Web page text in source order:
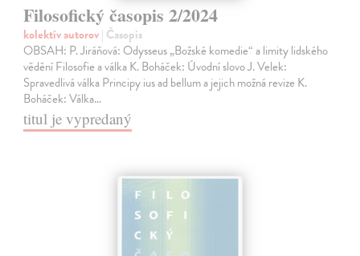
Filosofický časopis 2/2024
kolektív autorov| Časopis
OBSAH: P. Jiráňová: Odysseus „Božské komedie“ a limity lidského
vědění Filosofie a válka K. Boháček: Úvodní slovo J. Velek:
Spravedlivá válka Principy ius ad bellum a jejich možná revize K.
Boháček: Válka…
titul je vypredaný